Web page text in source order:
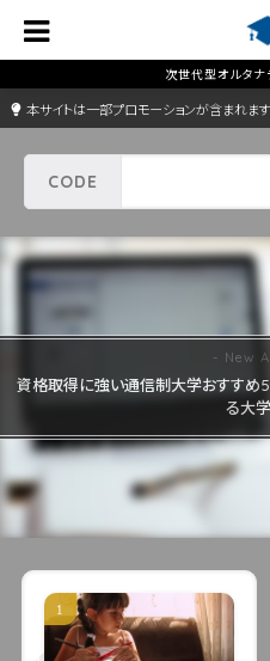
本サイトは一部プロモーションが含まれま
資格取得に強い通信制大学おすすめ
る大